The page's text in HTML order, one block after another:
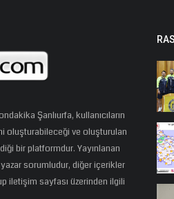
Şanlıurfa, kullanıcıların
oluşturabileceği ve oluşturulan
bir platformdur. Yayınlanan
yazar sorumludur, diğer içerikler
iletişim sayfası üzerinden ilgili